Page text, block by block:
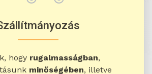
hogy rugalmasságban,
minőségében, illetve